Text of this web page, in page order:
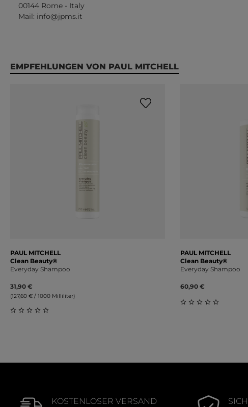
00144 Rome - Italy
Mail: info@jpms.it
Produktgalerie überspringen
EMPFEHLUNGEN VON PAUL MITCHELL
PAUL MITCHELL
Clean Beauty®
Everyday Shampoo
31,90 €
(127,60 € / 1000 Milliliter)
PAUL MITCHELL
Clean Beauty®
Everyday Shampoo
60,90 €
KOSTENLOSER VERSAND